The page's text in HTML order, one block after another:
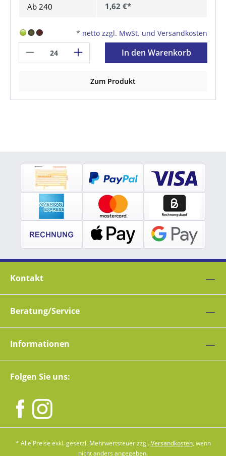
Ab 240 1,62 €*
* netto zzgl. MwSt. und Versandkosten
In den Warenkorb
Zum Produkt
Kontakt
Beratung/Service
Informationen
Folgen Sie uns:
* Alle Preise exkl. gesetzl. Mehrwertsteuer zzgl.Versandkosten, wenn
nicht anders angegeben.